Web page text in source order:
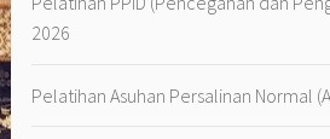
2026
Pelatihan Asuhan Persalinan Normal